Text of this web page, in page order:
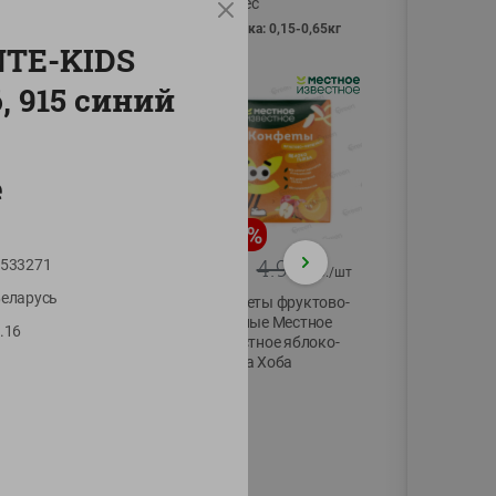
фасовка: 0,15-0,65кг
5.99
Яйца перепелиные
%
4.99
руб./шт
Конфеты фруктово-
ягодные Местное
известное яблоко-
тыква Хоба
KIDS
915 синий